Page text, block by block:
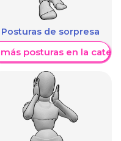
Posturas de sorpresa
más posturas en la